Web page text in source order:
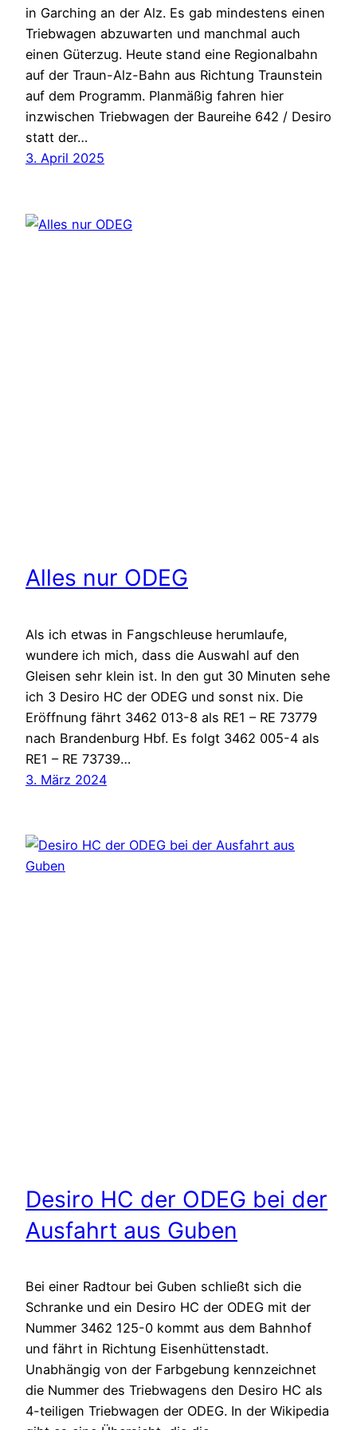
in Garching an der Alz. Es gab mindestens einen
Triebwagen abzuwarten und manchmal auch
einen Güterzug. Heute stand eine Regionalbahn
auf der Traun-Alz-Bahn aus Richtung Traunstein
auf dem Programm. Planmäßig fahren hier
inzwischen Triebwagen der Baureihe 642 / Desiro
statt der…
3. April 2025
Alles nur ODEG
Als ich etwas in Fangschleuse herumlaufe,
wundere ich mich, dass die Auswahl auf den
Gleisen sehr klein ist. In den gut 30 Minuten sehe
ich 3 Desiro HC der ODEG und sonst nix. Die
Eröffnung fährt 3462 013-8 als RE1 – RE 73779
nach Brandenburg Hbf. Es folgt 3462 005-4 als
RE1 – RE 73739…
3. März 2024
Desiro HC der ODEG bei der
Ausfahrt aus Guben
Bei einer Radtour bei Guben schließt sich die
Schranke und ein Desiro HC der ODEG mit der
Nummer 3462 125-0 kommt aus dem Bahnhof
und fährt in Richtung Eisenhüttenstadt.
Unabhängig von der Farbgebung kennzeichnet
die Nummer des Triebwagens den Desiro HC als
4-teiligen Triebwagen der ODEG. In der Wikipedia